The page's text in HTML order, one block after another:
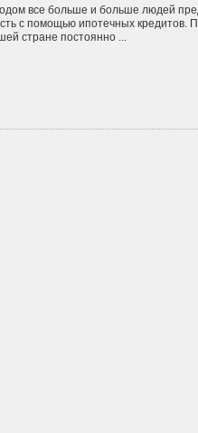
все больше и больше людей
с помощью ипотечных кредитов.
стране постоянно ...